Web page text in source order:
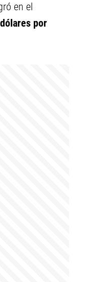
en el
por